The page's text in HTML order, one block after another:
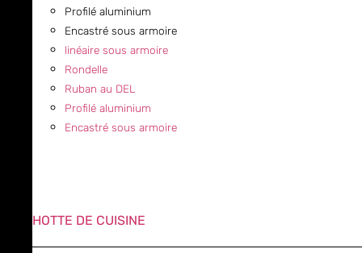
Profilé aluminium
Encastré sous armoire
linéaire sous armoire
Rondelle
Ruban au DEL
Profilé aluminium
Encastré sous armoire
HOTTE DE CUISINE